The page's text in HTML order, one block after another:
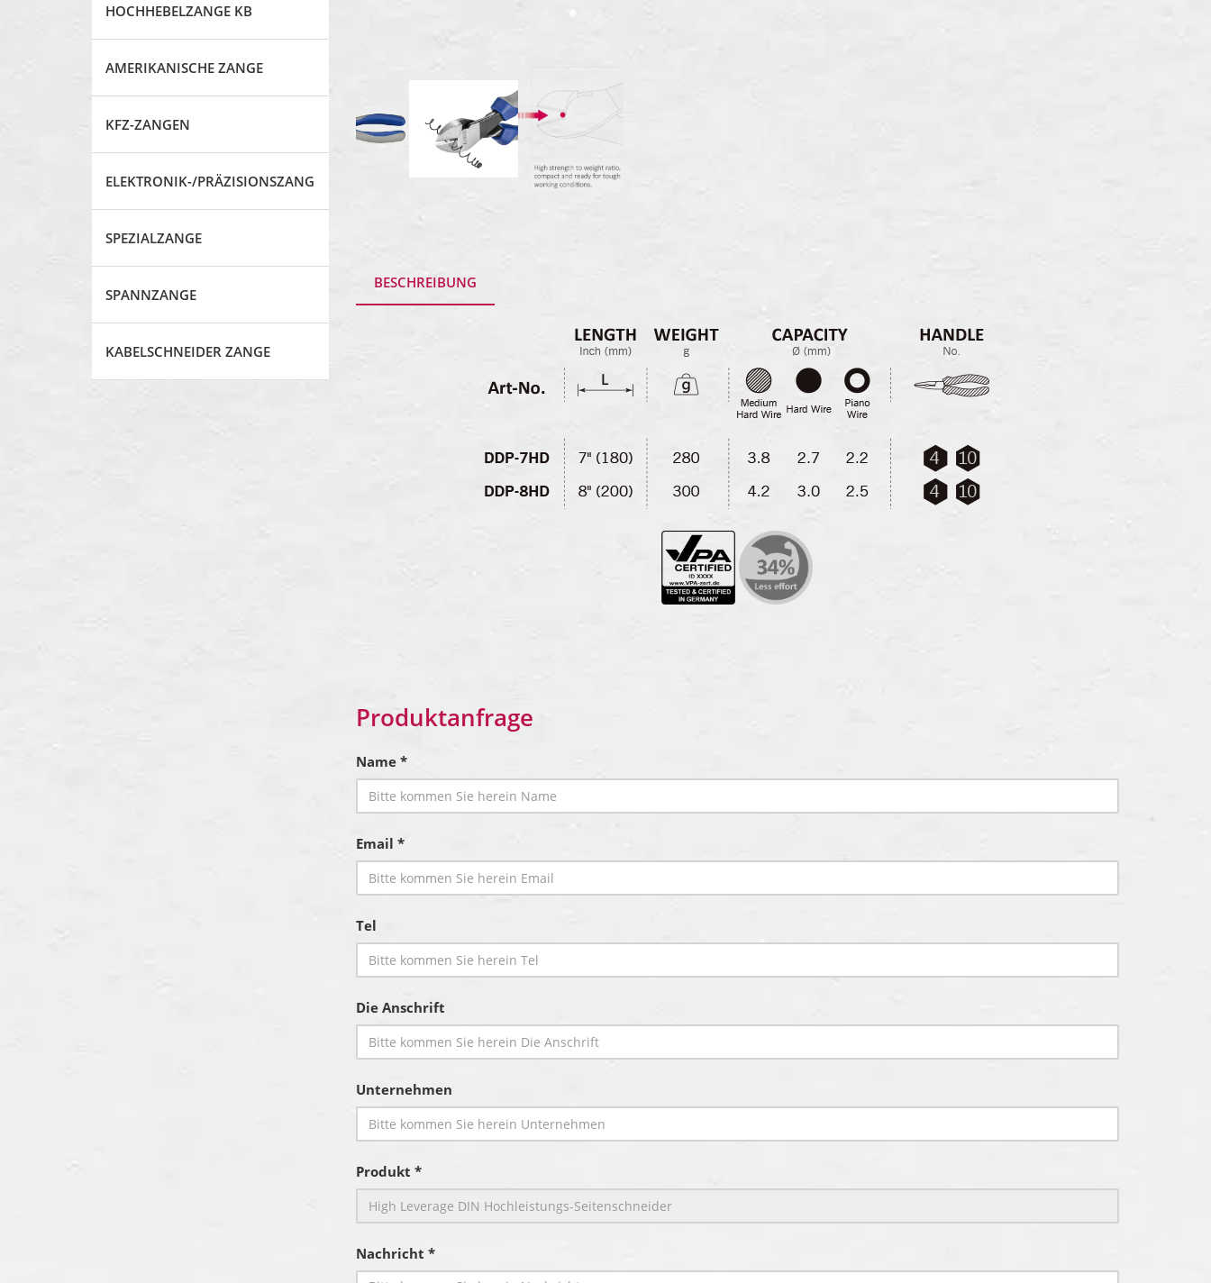
HOCHHEBELZANGE KB
AMERIKANISCHE ZANGE
KFZ-ZANGEN
ELEKTRONIK-/PRÄZISIONSZANGE
SPEZIALZANGE
SPANNZANGE
KABELSCHNEIDER ZANGE
BESCHREIBUNG
Produktanfrage
Name *
Email *
Tel
Die Anschrift
Unternehmen
Produkt *
Nachricht *